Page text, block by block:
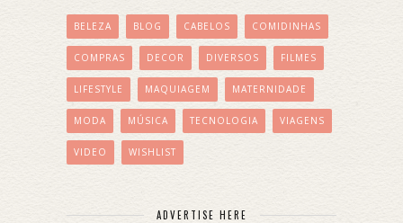
BELEZA BLOG CABELOS COMIDINHAS
COMPRAS DECOR DIVERSOS FILMES
LIFESTYLE MAQUIAGEM MATERNIDADE
MODA MÚSICA TECNOLOGIA VIAGENS
VIDEO WISHLIST
ADVERTISE HERE